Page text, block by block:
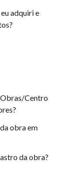
adquiri e
Obras/Centro
obra em
da obra?